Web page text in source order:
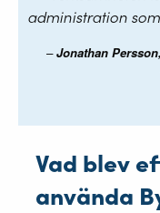
administration
–Jonathan
Vad blev
använda